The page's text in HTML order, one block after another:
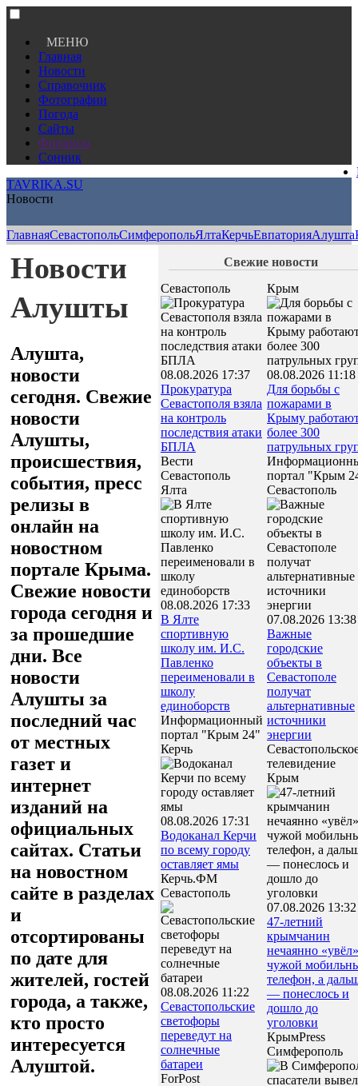
МЕНЮ
Главная
Новости
Справочник
Фотографии
Погода
Сайты
Финансы
Сонник
TAVRIKA.SU
Новости
ГлавнаяСевастопольСимферопольЯлтаКерчьЕвпаторияАлушта
Новости
Алушты
Алушта,
новости
сегодня. Свежие
новости
Алушты,
происшествия,
события, пресс
релизы в
онлайн на
новостном
портале Крыма.
Свежие новости
города сегодня и
за прошедшие
дни. Все
новости
Алушты за
последний час
от местных
газет и
интернет
изданий на
официальных
сайтах. Статьи
на новостном
сайте в разделах
и
отсортированы
по дате для
жителей, гостей
города, а также,
кто просто
интересуется
Алуштой.
Свежие новости
Севастополь
08.08.2026 17:37
Прокуратура
Севастополя взяла
на контроль
последствия атаки
БПЛА
Вести
Севастополь
Ялта
08.08.2026 17:33
В Ялте
спортивную
школу им. И.С.
Павленко
переименовали в
школу
единоборств
Информационный
портал "Крым 24"
Керчь
08.08.2026 17:31
Водоканал Керчи
по всему городу
оставляет ямы
Керчь.ФМ
Севастополь
08.08.2026 11:22
Севастопольские
светофоры
переведут на
солнечные
батареи
ForPost
Крым
08.08.2026 11:18
Для борьбы с
пожарами в
Крыму
более 300
патрульных
портал "Крым
Севастополь
07.08.2026 13:38
Важные
городские
объекты в
Севастополе
получат
альтернативные
источники
энергии
телевидение
Крым
07.08.2026 13:32
47‑летний
крымчанин
нечаянно «увёл»
чужой
телефон, а
— понеслось и
дошло до
уголовки
КрымPress
Симферополь